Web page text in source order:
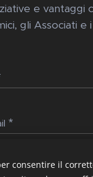
e vantaggi
gli Associati e
consentire il